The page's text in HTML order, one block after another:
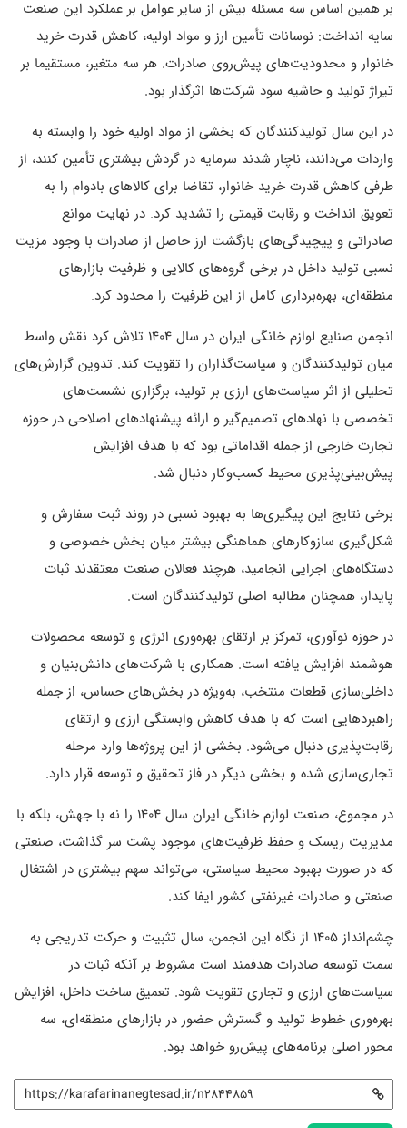
بر همین اساس سه مسئله بیش از سایر عوامل بر عملکرد این صنعت
سایه انداخت: نوسانات تأمین ارز و مواد اولیه، کاهش قدرت خرید
خانوار و محدودیت‌های پیش‌روی صادرات. هر سه متغیر، مستقیما بر
تیراژ تولید و حاشیه سود شرکت‌ها اثرگذار بود.
در این سال تولیدکنندگان که بخشی از مواد اولیه خود را وابسته به
واردات می‌دانند، ناچار شدند سرمایه در گردش بیشتری تأمین کنند، از
طرفی کاهش قدرت خرید خانوار، تقاضا برای کالاهای بادوام را به
تعویق انداخت و رقابت قیمتی را تشدید کرد. در نهایت موانع
صادراتی و پیچیدگی‌های بازگشت ارز حاصل از صادرات با وجود مزیت
نسبی تولید داخل در برخی گروه‌های کالایی و ظرفیت بازارهای
منطقه‌ای، بهره‌برداری کامل از این ظرفیت را محدود کرد.
انجمن صنایع لوازم خانگی ایران در سال 1404 تلاش کرد نقش واسط
میان تولیدکنندگان و سیاست‌گذاران را تقویت کند. تدوین گزارش‌های
تحلیلی از اثر سیاست‌های ارزی بر تولید، برگزاری نشست‌های
تخصصی با نهادهای تصمیم‌گیر و ارائه پیشنهادهای اصلاحی در حوزه
تجارت خارجی از جمله اقداماتی بود که با هدف افزایش
پیش‌بینی‌پذیری محیط کسب‌وکار دنبال شد.
برخی نتایج این پیگیری‌ها به بهبود نسبی در روند ثبت سفارش و
شکل‌گیری سازوکارهای هماهنگی بیشتر میان بخش خصوصی و
دستگاه‌های اجرایی انجامید، هرچند فعالان صنعت معتقدند ثبات
پایدار، همچنان مطالبه اصلی تولیدکنندگان است.
در حوزه نوآوری، تمرکز بر ارتقای بهره‌وری انرژی و توسعه محصولات
هوشمند افزایش یافته است. همکاری با شرکت‌های دانش‌بنیان و
داخلی‌سازی قطعات منتخب، به‌ویژه در بخش‌های حساس، از جمله
راهبردهایی است که با هدف کاهش وابستگی ارزی و ارتقای
رقابت‌پذیری دنبال می‌شود. بخشی از این پروژه‌ها وارد مرحله
تجاری‌سازی شده و بخشی دیگر در فاز تحقیق و توسعه قرار دارد.
در مجموع، صنعت لوازم خانگی ایران سال ۱۴۰۴ را نه با جهش، بلکه با
مدیریت ریسک و حفظ ظرفیت‌های موجود پشت سر گذاشت، صنعتی
که در صورت بهبود محیط سیاستی، می‌تواند سهم بیشتری در اشتغال
صنعتی و صادرات غیرنفتی کشور ایفا کند.
چشم‌انداز ۱۴۰۵ از نگاه این انجمن، سال تثبیت و حرکت تدریجی به
سمت توسعه صادرات هدفمند است مشروط بر آنکه ثبات در
سیاست‌های ارزی و تجاری تقویت شود. تعمیق ساخت داخل، افزایش
بهره‌وری خطوط تولید و گسترش حضور در بازارهای منطقه‌ای، سه
محور اصلی برنامه‌های پیش‌رو خواهد بود.